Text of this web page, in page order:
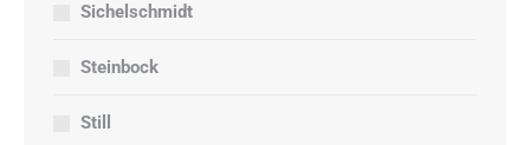
Sichelschmidt
Steinbock
Still